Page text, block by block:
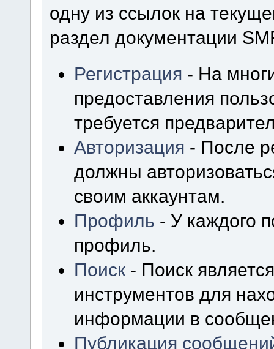
одну из ссылок на
раздел документации
Регистрация - На
предоставления
требуется
Авторизация - После
должны
своим аккаунтам.
Профиль - У каждого
профиль.
Поиск - Поиск
инструментов для
информации в
Публикация